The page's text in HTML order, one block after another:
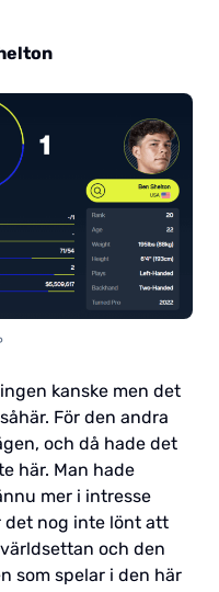
kanske men det
För den andra
och då hade det
här. Man hade
mer i intresse
det nog inte lönt att
och den
som spelar i den här